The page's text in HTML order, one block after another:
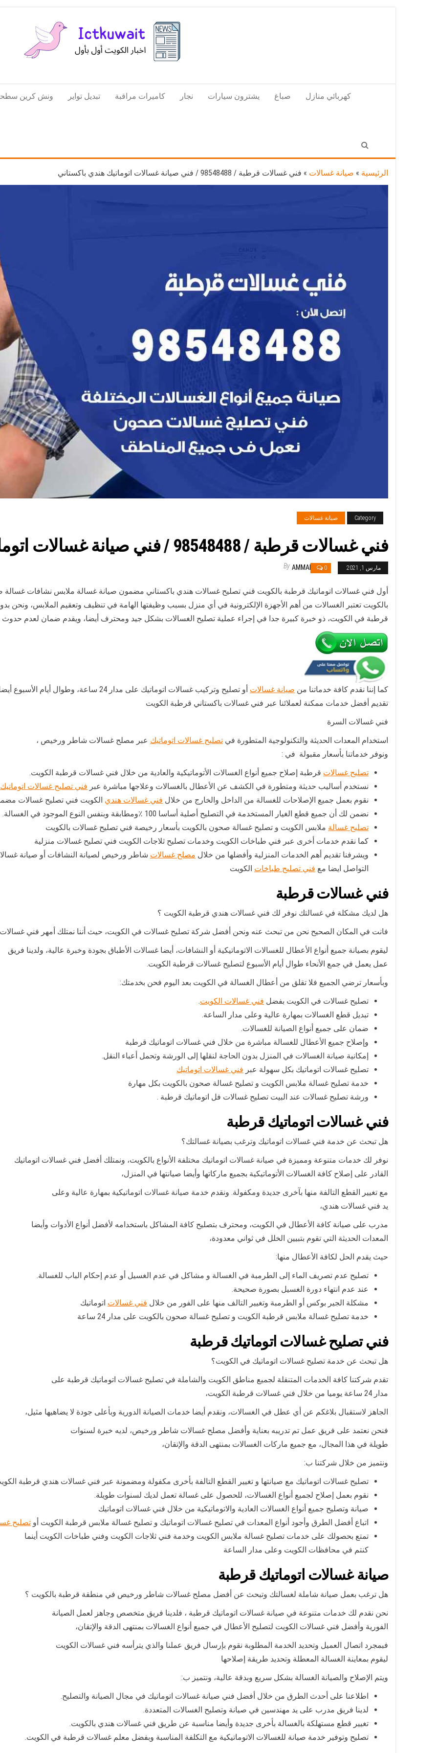
الكويت
تكنولوجيا
المعلومات
ونش كرين تبديل تواير كاميرات مراقبة نجار يشترون سيارات صباغ كهربائي منازل
الرئيسية » صيانة غسالات » فني غسالات قرطبة / 98548488 / فني صيانة غسالات اتوماتيك هندي باكستاني
Category صيانة غسالات
فني غسالات قرطبة / 98548488 / فني صيانة غسالات اتوماتيك هندي باكستاني
مارس 1, 2021 0
By AMMAR
أول فني غسالات اتوماتيك قرطبة بالكويت قني تصليح غسالات هندي باكستاني مضمون صيانة غسالة ملابس نشافات غسالة
بالكويت تعتبر الغسالات من أهم الأجهزة الإلكترونية في أي منزل بسبب وظيفتها الهامة في تنظيف وتعقيم الملابس، ونحن
قرطبة في الكويت، ذو خبرة كبيرة جدا في إجراء عملية تصليح الغسالات بشكل جيد ومحترف أيضا، ويقدم ضمان لعدم
كما إننا نقدم كافة خدماتنا من صيانة غسالات أو تصليح وتركيب غسالات اتوماتيك على مدار 24 ساعة، وطوال أيام الأسبوع أيضا من أجل
تقديم أفضل خدمات ممكنة لعملائنا عبر فني غسالات باكستاني قرطبة الكويت
فني غسالات السرة
استخدام المعدات الحديثة والتكنولوجية المتطورة في تصليح غسالات اتوماتيك عبر مصلح غسالات شاطر ورخيص ،
ونوفر خدماتنا بأسعار مقبولة في :
تصليح غسالات قرطبة إصلاح جميع أنواع الغسالات الأتوماتيكية والعادية من خلال فني غسالات قرطبة الكويت.
نستخدم أساليب حديثة ومتطورة في الكشف عن الأعطال بالغسالات وعلاجها مباشرة عبر فني تصليح غسالات اتوماتيك
نقوم بعمل جميع الإصلاحات للغسالة من الداخل والخارج من خلال فني غسالات هندي الكويت فني تصليح غسالات
نضمن لك أن جميع قطع الغيار المستخدمة في التصليح أصلية أساسا 100 ٪ومطابقة وبنفس النوع الموجود في الغسالة.
تصليح غسالة ملابس الكويت و تصليح غسالة صحون بالكويت بأسعار رخيصة فني تصليح غسالات بالكويت
كما نقدم خدمات أخرى عبر فني طباخات الكويت وخدمات تصليح ثلاجات الكويت فني تصليح غسالات منزلية
ويشرفنا تقديم أهم الخدمات المنزلية وأفضلها من خلال مصلح غسالات شاطر ورخيص لصيانة النشافات أو صيانة
التواصل ايضا مع فني تصليح طباخات الكويت
فني غسالات قرطبة
هل لديك مشكلة في غسالتك نوفر لك فني غسالات هندي قرطبة الكويت ؟
فانت في المكان الصحيح نحن من تبحث عنه ونحن أفضل شركة تصليح غسالات في الكويت، حيث أننا نمتلك أمهر فني غسالات
ليقوم بصيانة جميع أنواع الأعطال للغسالات الاتوماتيكية أو النشافات، أيضا غسالات الأطباق بجودة وخبرة عالية، ولدينا فريق
عمل يعمل في جمع الأنحاء طوال أيام الأسبوع لتصليح غسالات قرطبة الكويت.
وبأسعار ترضي الجميع فلا تقلق من أعطال الغسالة في الكويت بعد اليوم فحن بخدمتك:
تصليح غسالات في الكويت بفضل فني غسالات الكويت.
تبديل قطع الغسالات بمهارة عالية وعلى مدار الساعة.
ضمان على جميع أنواع الصيانة للغسالات.
وإصلاح جميع الأعطال للغسالة مباشرة من خلال فني غسالات اتوماتيك قرطبة
إمكانية صيانة الغسالات في المنزل بدون الحاجة لنقلها إلى الورشة وتحمل أعباء النقل.
تصليح غسالات اتوماتيك بكل سهولة عبر فني غسالات اتوماتيك
خدمة تصليح غسالة ملابس الكويت و تصليح غسالة صحون بالكويت بكل مهارة
ورشة تصليح غسالات عند البيت تصليح غسالات فل اتوماتيك قرطبة .
فني غسالات اتوماتيك قرطبة
هل تبحث عن خدمة فني غسالات اتوماتيك وترغب بصيانة غسالتك؟
نوفر لك خدمات متنوعة ومميزة في صيانة غسالات اتوماتيك مختلفة الأنواع بالكويت، ونمتلك أفضل فني غسالات اتوماتيك
القادر على إصلاح كافة الغسالات الأتوماتيكية بجميع ماركاتها وأيضا صيانتها في المنزل،
مع تغيير القطع التالفة منها بآخرى جديدة ومكفولة. ونقدم خدمة صيانة غسالات اتوماتيكية بمهارة عالية وعلى
يد فني غسالات هندي،
مدرب على صيانة كافة الأعطال في الكويت، ومحترف بتصليح كافة المشاكل باستخدامه لأفضل أنواع الأدوات وأيضا
المعدات الحديثة التي تقوم بتبيين الخلل في ثواني معدودة،
حيث يقدم الحل لكافة الأعطال منها:
تصليح عدم تصريف الماء إلى الطرمبة في الغسالة و مشاكل في عدم الغسيل أو عدم إحكام الباب للغسالة.
عند عدم انتهاء دورة الغسيل بصورة صحيحة.
مشكلة الجير بوكس أو الطرمبة وتغيير التالف منها على الفور من خلال فني غسالات اتوماتيك
خدمة تصليح غسالة ملابس قرطبة الكويت و تصليح غسالة صحون بالكويت على مدار 24 ساعة
فني تصليح غسالات اتوماتيك قرطبة
هل تبحث عن خدمة تصليح غسالات اتوماتيك في الكويت؟
تقدم شركتنا كافة الخدمات المتنقلة لجميع مناطق الكويت والشاملة في تصليح غسالات اتوماتيك قرطبة على
مدار 24 ساعة يوميا من خلال فني غسالات قرطبة الكويت،
الجاهز لاستقبال بلاغكم عن أي عطل في الغسالات، ونقدم أيضا خدمات الصيانة الدورية وبأعلى جودة لا يضاهيها مثيل،
فنحن نعتمد على فريق عمل تم تدريبه بعناية وأفضل مصلح غسالات شاطر ورخيص، لديه خبرة لسنوات
طويلة في هذا المجال، مع جميع ماركات الغسالات بمنتهى الدقة والإتقان،
ونتميز من خلال شركتنا ب:
تصليح غسالات اتوماتيك مع صيانتها و تغيير القطع التالفة بأخرى مكفولة ومضمونة عبر فني غسالات هندي قرطبة
نقوم بعمل إصلاح لجميع أنواع الغسالات، للحصول على غسالة تعمل لديك لسنوات طويلة.
صيانة وتصليح جميع أنواع الغسالات العادية والاتوماتيكية من خلال فني غسالات اتوماتيك
اتباع أفضل الطرق وأجود أنواع المعدات في تصليح غسالات اتوماتيك و تصليح غسالة ملابس قرطبة الكويت أو تصليح
تمتع بحصولك على خدمات تصليح غسالة ملابس الكويت وخدمة فني ثلاجات الكويت وفني طباخات الكويت أينما
كنتم في محافظات الكويت وعلى مدار الساعة
صيانة غسالات اتوماتيك قرطبة
هل ترغب بعمل صيانة شاملة لغسالتك وتبحث عن أفضل مصلح غسالات شاطر ورخيص في منطقة قرطبة بالكويت ؟
نحن نقدم لك خدمات متنوعة في صيانة غسالات اتوماتيك قرطبة ، فلدينا فريق متخصص وجاهز لعمل الصيانة
الفورية وأفضل فني غسالات الكويت لتصليح الأعطال في جميع أنواع الغسالات بمنتهى الدقة والإتقان،
فبمجرد اتصال العميل وتحديد الخدمة المطلوبة نقوم بإرسال فريق عملنا والذي يترأسه فني غسالات الكويت
ليقوم بمعاينة الغسالة المعطلة وتحديد طريقة إصلاحها
ويتم الإصلاح والصيانة الغسالة بشكل سريع وبدقة عالية، ونتميز ب:
اطلاعنا على أحدث الطرق من خلال أفضل فني صيانة غسالات اتوماتيك في مجال الصيانة والتصليح.
لدينا فريق مدرب على يد مهندسين في صيانة وتصليح الغسالات المتعددة.
تغيير قطع مستهلكة بالغسالة بأخرى جديدة وأيضا مناسبة عن طريق فني غسالات هندي بالكويت.
تصليح وتوفير خدمة صيانة للغسالات الاتوماتيكية مع التكلفة المناسبة وبفضل معلم غسالات قرطبة في الكويت.